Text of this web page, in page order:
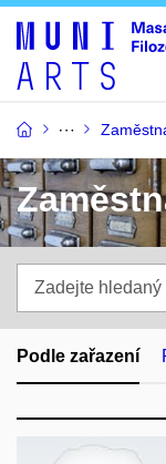
hledaný
výraz
Podle zařazení